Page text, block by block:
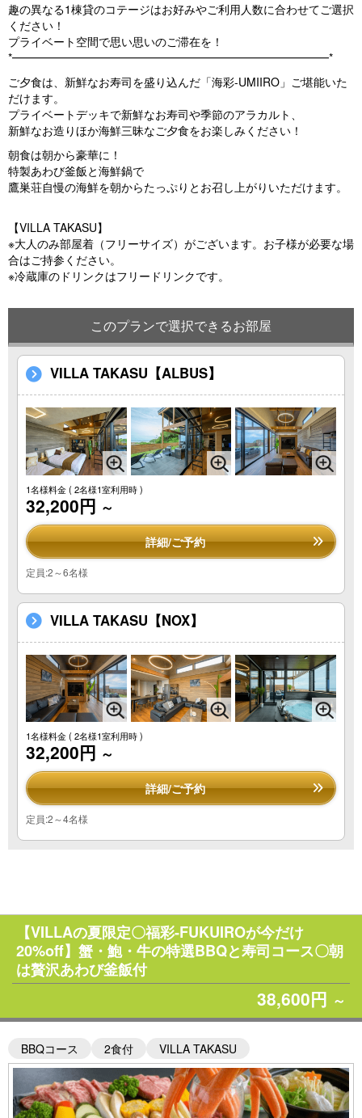
趣の異なる1棟貸のコテージはお好みやご利用人数に合わせてご選択
ください！
プライベート空間で思い思いのご滞在を！
*━━━━━━━━━━━━━━━━━━━━━━━━━━━━*
ご夕食は、新鮮なお寿司を盛り込んだ「海彩-UMIIRO」ご堪能いた
だけます。
プライベートデッキで新鮮なお寿司や季節のアラカルト、
新鮮なお造りほか海鮮三昧なご夕食をお楽しみください！
朝食は朝から豪華に！
特製あわび釜飯と海鮮鍋で
鷹巣荘自慢の海鮮を朝からたっぷりとお召し上がりいただけます。
【VILLA TAKASU】
※大人のみ部屋着（フリーサイズ）がございます。お子様が必要な場
合はご持参ください。
※冷蔵庫のドリンクはフリードリンクです。
このプランで選択できるお部屋
VILLA TAKASU【ALBUS】
1名様料金( 2名様1室利用時 )
32,200円 ～
詳細/ご予約
定員:2～6名様
VILLA TAKASU【NOX】
1名様料金( 2名様1室利用時 )
32,200円 ～
詳細/ご予約
定員:2～4名様
【VILLAの夏限定〇福彩-FUKUIROが今だけ
20%off】蟹・鮑・牛の特選BBQと寿司コース〇朝
は贅沢あわび釜飯付
38,600円 ～
BBQコース 2食付 VILLA TAKASU